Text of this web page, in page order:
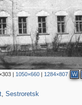
| 1050×660| 1284×807 W
, Sestroretsk